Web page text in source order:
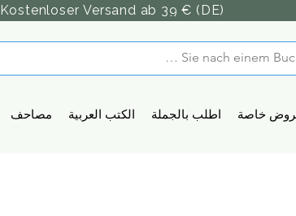
Kostenloser Versand ab 39 € (DE)
مصاحف الكتب العربية اطلب بالجملة خاصة